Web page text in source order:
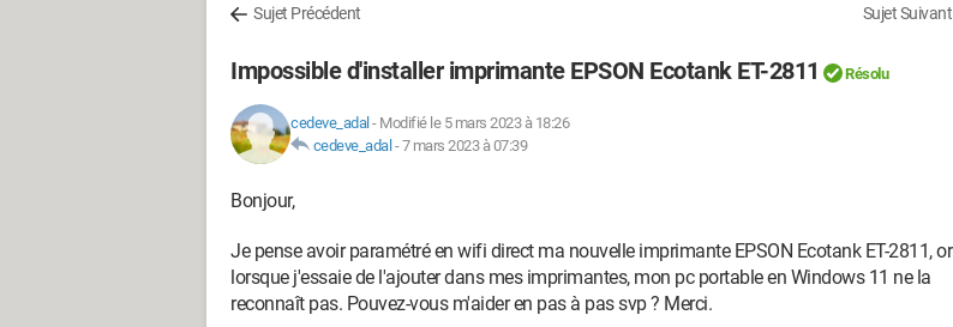
Sujet Précédent Sujet Suivant
Impossible d'installer imprimante EPSON Ecotank ET-2811 Résolu
cedeve_adal - Modifié le 5 mars 2023 à 18:26
cedeve_adal -7 mars 2023 à 07:39
Bonjour,
Je pense avoir paramétré en wifi direct ma nouvelle imprimante EPSON Ecotank ET-2811, or
lorsque j'essaie de l'ajouter dans mes imprimantes, mon pc portable en Windows 11 ne la
reconnaît pas. Pouvez-vous m'aider en pas à pas svp ? Merci.